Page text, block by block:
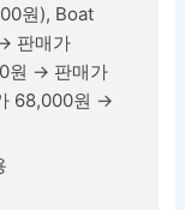
원), Boat
판매가
원 → 판매가
68,000원 →